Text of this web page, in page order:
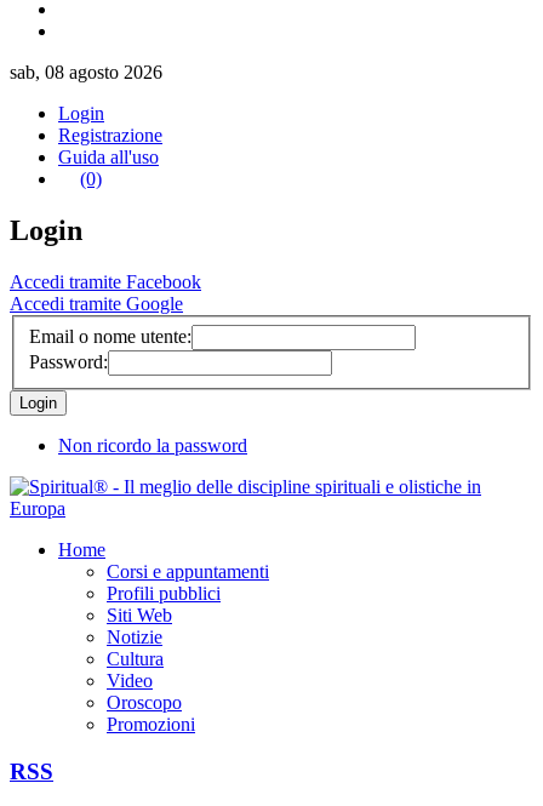
sab, 08 agosto 2026
Login
Registrazione
Guida all'uso
(0)
Login
Accedi tramite Facebook
Accedi tramite Google
Email o nome utente:
Password:
Non ricordo la password
Home
Corsi e appuntamenti
Profili pubblici
Siti Web
Notizie
Cultura
Video
Oroscopo
Promozioni
RSS